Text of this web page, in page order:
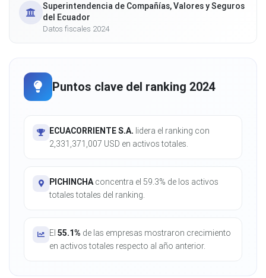
Superintendencia de Compañías, Valores y Seguros
del Ecuador
Datos fiscales 2024
Puntos clave del ranking 2024
ECUACORRIENTE S.A. lidera el ranking con
2,331,371,007 USD en activos totales.
PICHINCHAconcentra el 59.3% de los activos
totales totales del ranking.
El 55.1% de las empresas mostraron crecimiento
en activos totales respecto al año anterior.